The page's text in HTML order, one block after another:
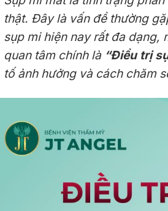
thật. Đây là vấn đề thường
sụp mi hiện nay rất đa dạng,
quan tâm chính là “Điều trị
tố ảnh hưởng và cách chăm